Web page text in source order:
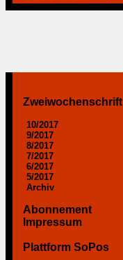
Zweiwochenschrift
10/2017
9/2017
8/2017
7/2017
6/2017
5/2017
Archiv
Abonnement
Impressum
Plattform SoPos